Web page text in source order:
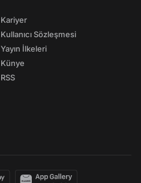
Kariyer
Kullanıcı Sözleşmesi
Yayın İlkeleri
Künye
RSS